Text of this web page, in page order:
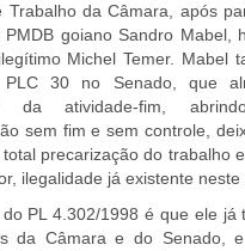
Trabalho da Câmara, após
goiano Sandro Mabel,
Michel Temer. Mabel
PLC 30 no Senado, que
da atividade-fim,
sem fim e sem controle,
precarização do trabalho
ilegalidade já existente neste
PL 4.302/1998 é que ele já
da Câmara e do Senado,